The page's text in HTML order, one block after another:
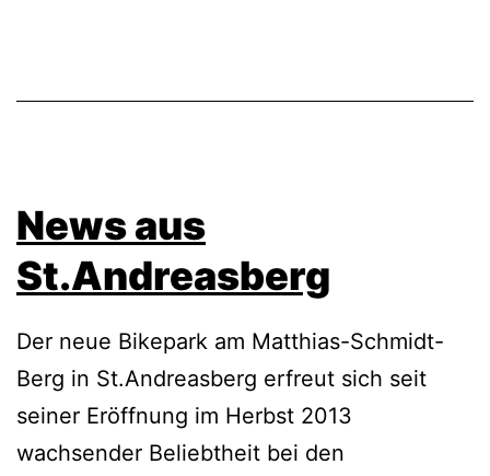
News aus
St.Andreasberg
Der neue Bikepark am Matthias-Schmidt-
Berg in St.Andreasberg erfreut sich seit
seiner Eröffnung im Herbst 2013
wachsender Beliebtheit bei den